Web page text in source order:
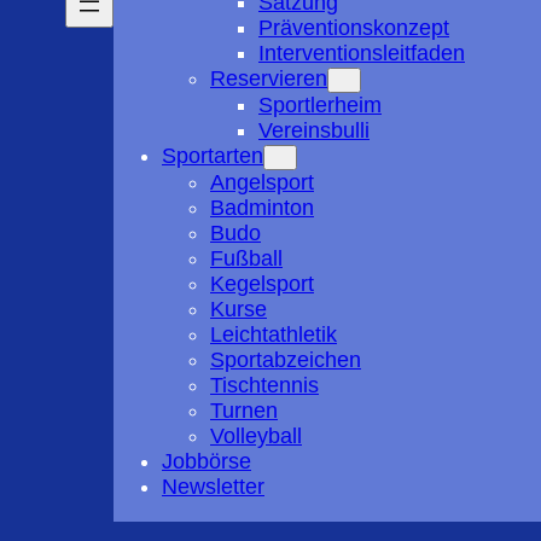
Präventionskonzept
Interventionsleitfaden
Reservieren
Sportlerheim
Vereinsbulli
Sportarten
Angelsport
Badminton
Budo
Fußball
Kegelsport
Kurse
Leichtathletik
Sportabzeichen
Tischtennis
Turnen
Volleyball
Jobbörse
Newsletter